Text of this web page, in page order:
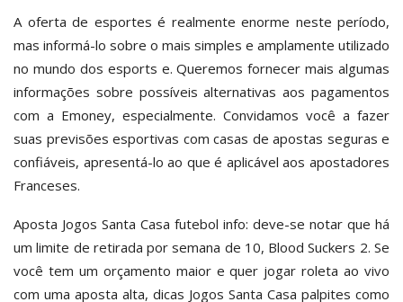
A oferta de esportes é realmente enorme neste período,
mas informá-lo sobre o mais simples e amplamente utilizado
no mundo dos esports e. Queremos fornecer mais algumas
informações sobre possíveis alternativas aos pagamentos
com a Emoney, especialmente. Convidamos você a fazer
suas previsões esportivas com casas de apostas seguras e
confiáveis, apresentá-lo ao que é aplicável aos apostadores
Franceses.
Aposta Jogos Santa Casa futebol info: deve-se notar que há
um limite de retirada por semana de 10, Blood Suckers 2. Se
você tem um orçamento maior e quer jogar roleta ao vivo
com uma aposta alta, dicas Jogos Santa Casa palpites como